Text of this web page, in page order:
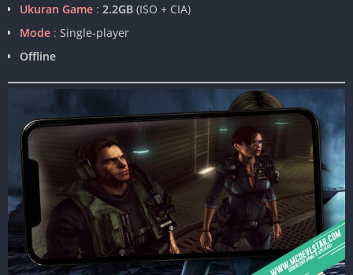
Ukuran Game : 2.2GB (ISO + CIA)
Mode : Single-player
Offline